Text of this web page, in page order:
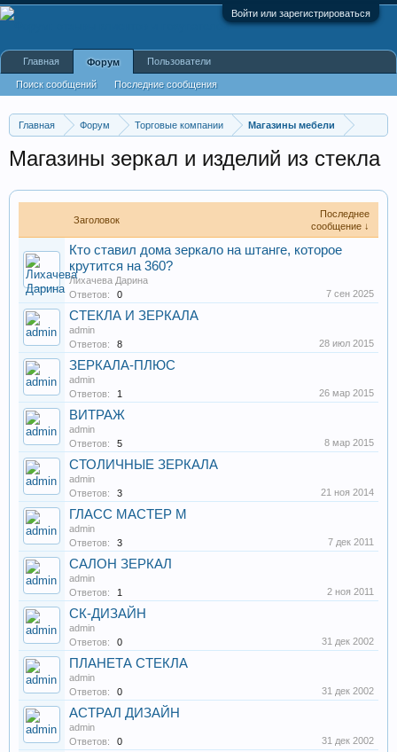
Войти или зарегистрироваться
Главная Форум Торговые компании Магазины мебели
Магазины зеркал и изделий из стекла
Заголовок
Последнее
сообщение ↓
Кто ставил дома зеркало на штанге, которое
крутится на 360?
Лихачева Дарина
Ответов:
0 7 сен 2025
СТЕКЛА И ЗЕРКАЛА
admin
Ответов:
8 28 июл 2015
ЗЕРКАЛА-ПЛЮС
admin
Ответов:
1 26 мар 2015
ВИТРАЖ
admin
Ответов:
5 8 мар 2015
СТОЛИЧНЫЕ ЗЕРКАЛА
admin
Ответов:
3 21 ноя 2014
ГЛАСС МАСТЕР М
admin
Ответов:
3 7 дек 2011
САЛОН ЗЕРКАЛ
admin
Ответов:
1 2 ноя 2011
СК-ДИЗАЙН
admin
Ответов:
0 31 дек 2002
ПЛАНЕТА СТЕКЛА
admin
Ответов:
0 31 дек 2002
АСТРАЛ ДИЗАЙН
admin
Ответов:
0 31 дек 2002
Главная Форум
Поиск сообщений Последние сообщения
Пользователи